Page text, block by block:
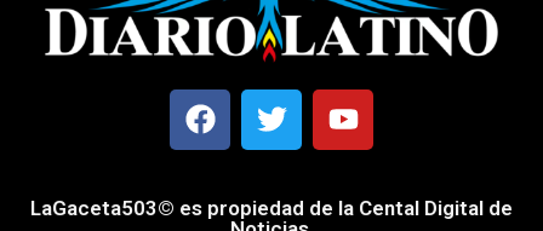
LaGaceta503© es propiedad de la Cental Digital de